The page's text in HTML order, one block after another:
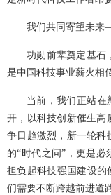
我们共同寄望未来
功勋前辈奠定基石
是中国科技事业薪火相
当前，我们正站在
开，以科技创新催生高
争日趋激烈，新一轮科
的“时代之问”，更是必
担负起科技强国建设的
们需要不断跨越前进道